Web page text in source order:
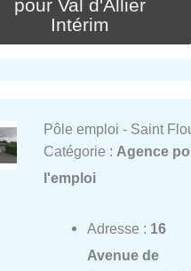
pour Val d'Allier
Intérim
Pôle emploi - Saint
Catégorie : Agence
l'emploi
Adresse : 16
Avenue de